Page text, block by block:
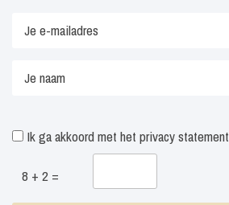
Ik ga akkoord met het privacy statement
8 + 2 =